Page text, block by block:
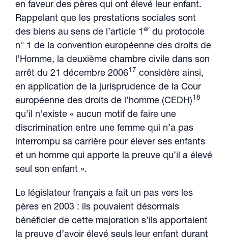
en faveur des pères qui ont élevé leur enfant.
Rappelant que les prestations sociales sont
des biens au sens de l’article 1 er du protocole
n° 1 de la convention européenne des droits de
l’Homme, la deuxième chambre civile dans son
arrêt du 21 décembre 200617 considère ainsi,
en application de la jurisprudence de la Cour
européenne des droits de l’homme (CEDH)18
qu’il n’existe « aucun motif de faire une
discrimination entre une femme qui n’a pas
interrompu sa carrière pour élever ses enfants
et un homme qui apporte la preuve qu’il a élevé
seul son enfant ».
Le législateur français a fait un pas vers les
pères en 2003 : ils pouvaient désormais
bénéficier de cette majoration s’ils apportaient
la preuve d’avoir élevé seuls leur enfant durant